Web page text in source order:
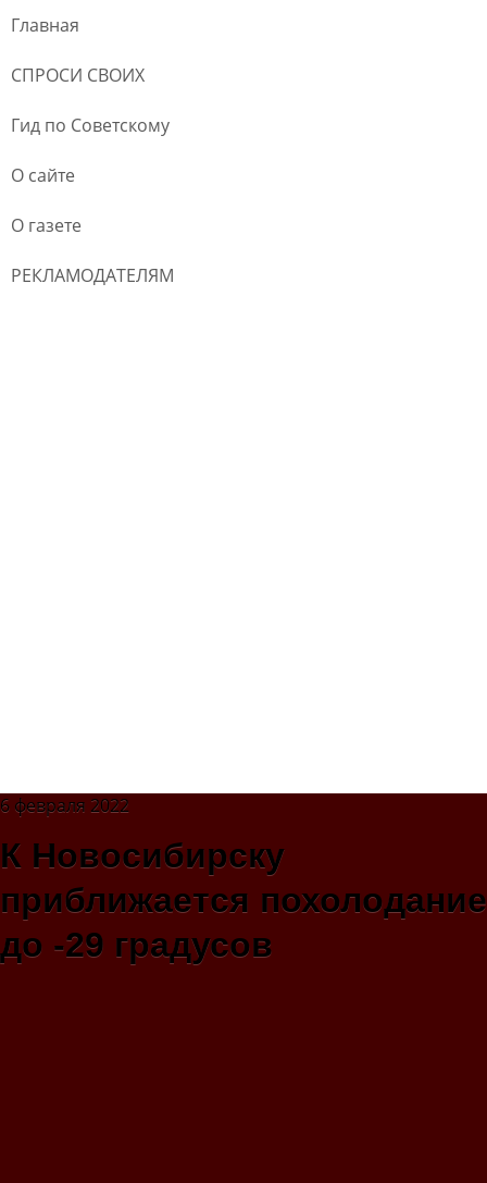
Главная
СПРОСИ СВОИХ
Гид по Советскому
О сайте
О газете
РЕКЛАМОДАТЕЛЯМ
6 февраля 2022
К Новосибирску
приближается похолодание
до -29 градусов